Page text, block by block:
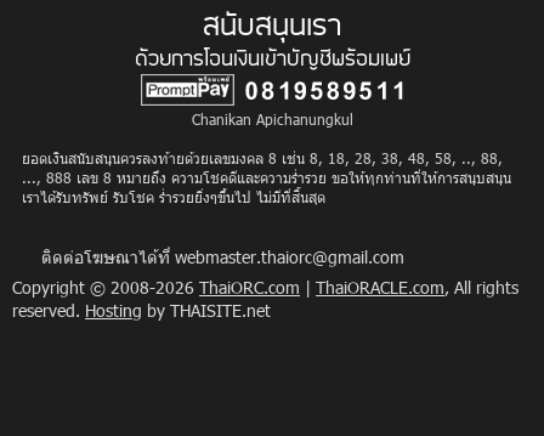
สนับสนุนเรา
ด้วยการโอนเงินเข้าบัญชีพร้อมเพย์
Chanikan Apichanungkul
ยอดเงินสนับสนุนควรลงท้ายด้วยเลขมงคล 8 เช่น 8, 18, 28, 38, 48, 58, .., 88,
..., 888 เลข 8 หมายถึง ความโชคดีและความร่ำรวย ขอให้ทุกท่านที่ให้การสนุบสนุน
เราได้รับทรัพย์ รับโชค ร่ำรวยยิ่งๆขึ้นไป ไม่มีที่สิ้นสุด
ติดต่อโฆษณาได้ที่ webmaster.thaiorc@gmail.com
Copyright © 2008-2026 ThaiORC.com | ThaiORACLE.com, All rights
reserved. Hosting by THAISITE.net